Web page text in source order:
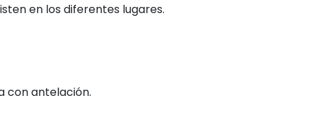
en los diferentes lugares.
con antelación.